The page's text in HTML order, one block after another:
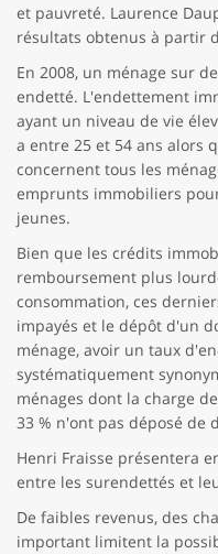
et pauvreté. Laurence
résultats obtenus à partir
En 2008, un ménage sur
endetté. L'endettement
ayant un niveau de vie
a entre 25 et 54 ans alors
concernent tous les
emprunts immobiliers
jeunes.
Bien que les crédits
remboursement plus
consommation, ces
impayés et le dépôt d'un
ménage, avoir un taux
systématiquement
ménages dont la charge
33 % n'ont pas déposé de
Henri Fraisse présentera
entre les surendettés et
De faibles revenus, des
important limitent la